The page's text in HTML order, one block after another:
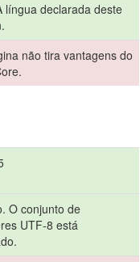
língua declarada deste
não tira vantagens do
O conjunto de
UTF-8 está